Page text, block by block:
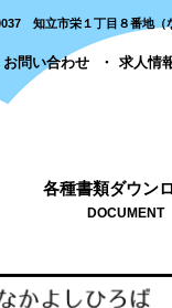
知立市栄１丁目８番地（
お問い合わせ 求人情
各種書類ダウン
DOCUMENT